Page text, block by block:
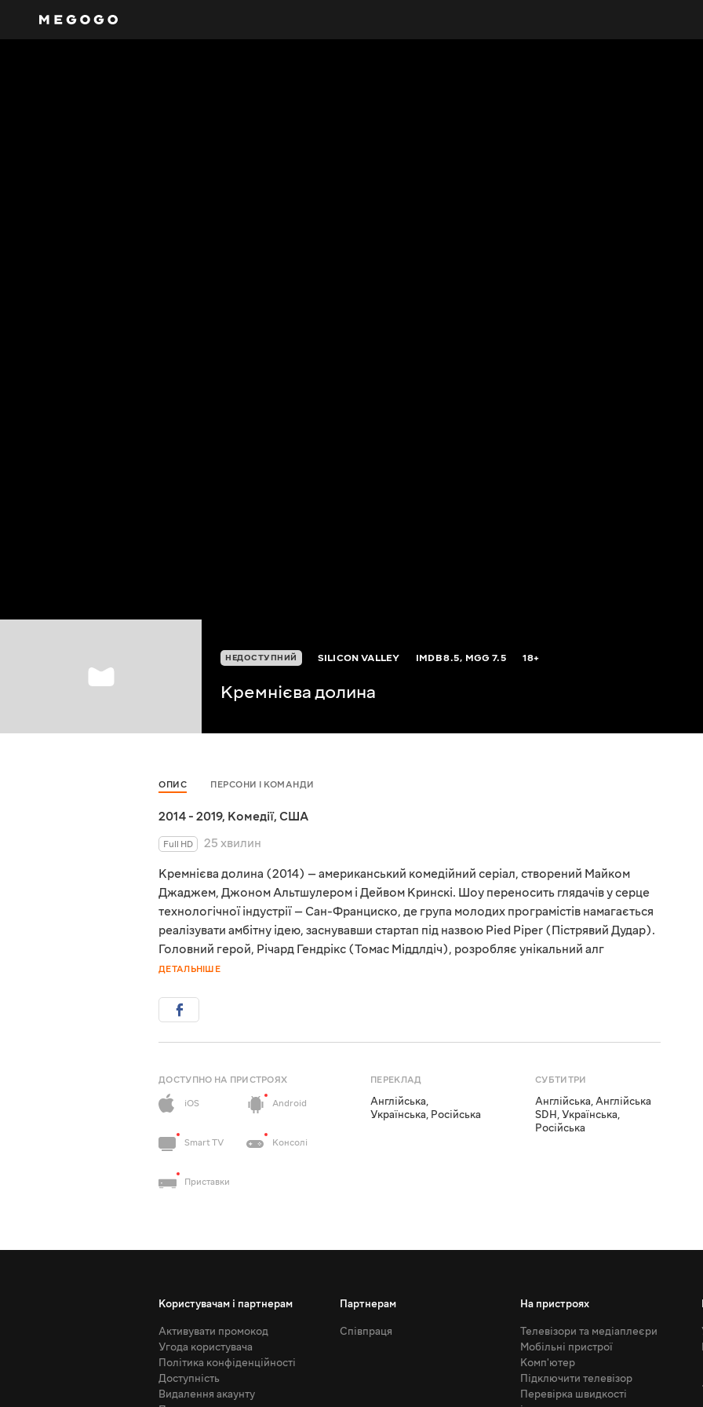
НЕДОСТУПНИЙ SILICON VALLEY IMDB8.5, MGG7.5 18+
Кремнієва долина
ОПИС ПЕРСОНИ І КОМАНДИ
2014 - 2019, Комедії, США
Full HD
25 хвилин
Кремнієва долина (2014) — американський комедійний серіал, створений Майком
Джаджем, Джоном Альтшулером і Дейвом Кринскі. Шоу переносить глядачів у серце
технологічної індустрії — Сан-Франциско, де група молодих програмістів намагається
реалізувати амбітну ідею, заснувавши стартап під назвою Pied Piper (Пістрявий Дудар).
Головний герой, Річард Гендрікс (Томас Міддлдіч), розробляє унікальний алг
ДЕТАЛЬНІШЕ
ДОСТУПНО НА ПРИСТРОЯХ
iOS
Android
Smart TV Консолі
Приставки
ПЕРЕКЛАД
Англійська,
Українська, Російська
СУБТИТРИ
Англійська,Англійська
SDH,Українська,
Російська
Користувачам і партнерам
Активувати промокод
Угода користувача
Політика конфіденційності
Доступність
Видалення акаунту
Партнерам
Співпраця
На пристроях
Телевізори та медіаплеєри
Мобільні пристрої
Комп'ютер
Підключити телевізор
Перевірка швидкості